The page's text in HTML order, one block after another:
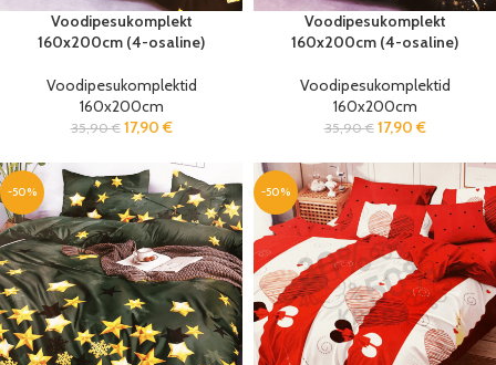
Voodipesukomplekt
160x200cm (4-osaline)
Voodipesukomplektid
160x200cm
35,90€ 17,90 €
Voodipesukomplekt
160x200cm (4-osaline)
Voodipesukomplektid
160x200cm
35,90€ 17,90 €
-50% -50%